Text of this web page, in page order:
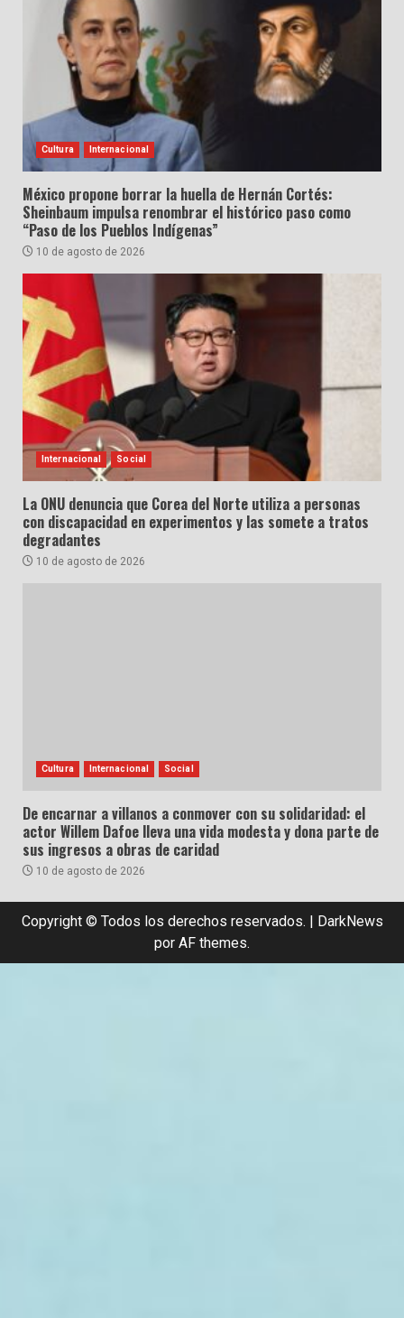
Cultura Internacional
México propone borrar la huella de Hernán Cortés:
Sheinbaum impulsa renombrar el histórico paso como
“Paso de los Pueblos Indígenas”
10 de agosto de 2026
Internacional Social
La ONU denuncia que Corea del Norte utiliza a personas
con discapacidad en experimentos y las somete a tratos
degradantes
10 de agosto de 2026
Cultura Internacional Social
De encarnar a villanos a conmover con su solidaridad: el
actor Willem Dafoe lleva una vida modesta y dona parte de
sus ingresos a obras de caridad
10 de agosto de 2026
Copyright © Todos los derechos reservados. | DarkNews
por AF themes.